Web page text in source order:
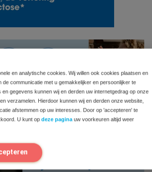
en analytische cookies. Wij willen ook cookies plaatsen en
de communicatie met u gemakkelijker en persoonlijker te
gegevens kunnen wij en derden uw internetgedrag op onze
verzamelen. Hierdoor kunnen wij en derden onze website,
afstemmen op uw interesses. Door op 'accepteren' te
U kunt op deze pagina uw voorkeuren altijd weer